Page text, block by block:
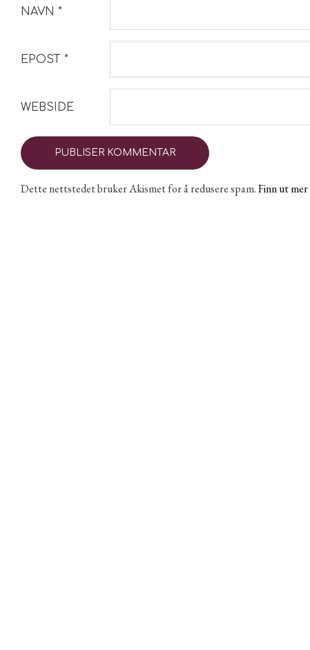
NAVN *
EPOST *
WEBSIDE
Dette nettstedet bruker Akismet for å redusere spam.Finn ut